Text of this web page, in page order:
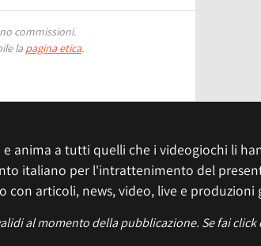
commissioni.
la pagina etica.
anima a tutti quelli che i videogiochi li
italiano per l'intrattenimento del
con articoli, news, video, live e produzioni
al momento della pubblicazione. Se fai